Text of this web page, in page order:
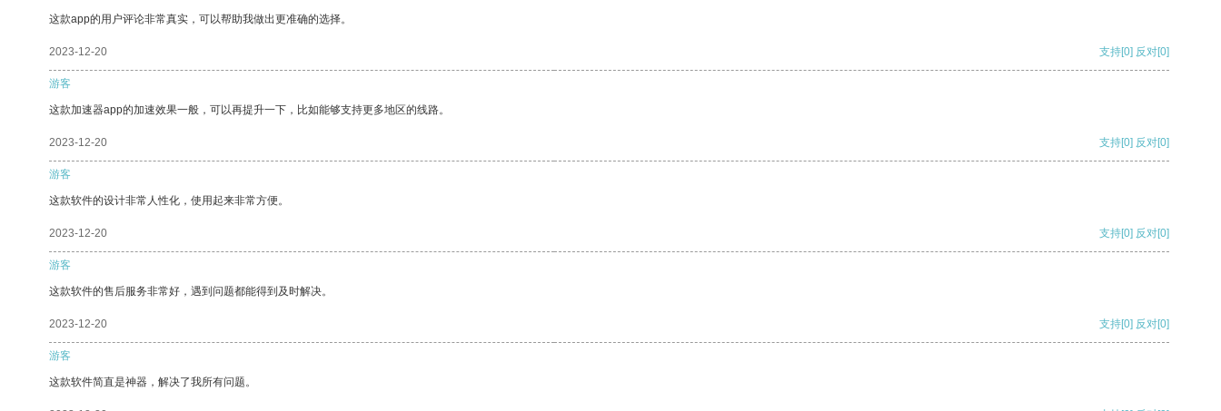
这款app的用户评论非常真实，可以帮助我做出更准确的选择。
2023-12-20 支持[0] 反对[0]
游客
这款加速器app的加速效果一般，可以再提升一下，比如能够支持更多地区的线路。
2023-12-20 支持[0] 反对[0]
游客
这款软件的设计非常人性化，使用起来非常方便。
2023-12-20 支持[0] 反对[0]
游客
这款软件的售后服务非常好，遇到问题都能得到及时解决。
2023-12-20 支持[0] 反对[0]
游客
这款软件简直是神器，解决了我所有问题。